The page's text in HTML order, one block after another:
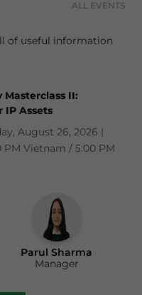
ALL EVENTS
of useful information
II:
IP Assets
August 26, 2026 |
PM Vietnam / 5:00 PM
Parul Sharma
Manager